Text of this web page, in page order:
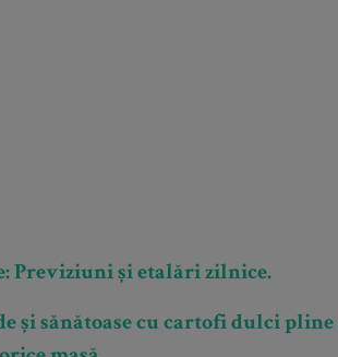
Previziuni și etalări zilnice.
și sănătoase cu cartofi dulci pline